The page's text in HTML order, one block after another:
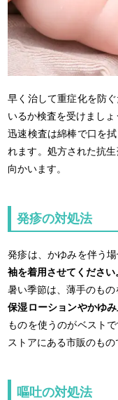
早く治して重症化を防
いるか検査を受けましょ
迅速検査は綿棒で口を
れます。処方された抗
向かいます。
発疹の対処法
発疹は、かゆみを伴う場
袖を着用させてください
暑い季節は、薄手のもの
保湿ローションやかゆ
ものを使うのがベスト
ストアにある市販のもの
嘔吐の対処法